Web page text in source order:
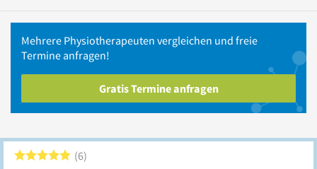
Mehrere Physiotherapeuten vergleichen und freie
Termine anfragen!
Gratis Termine anfragen
6